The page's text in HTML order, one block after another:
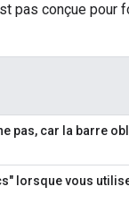
pas conçue pour
pas, car la barre
lorsque vous